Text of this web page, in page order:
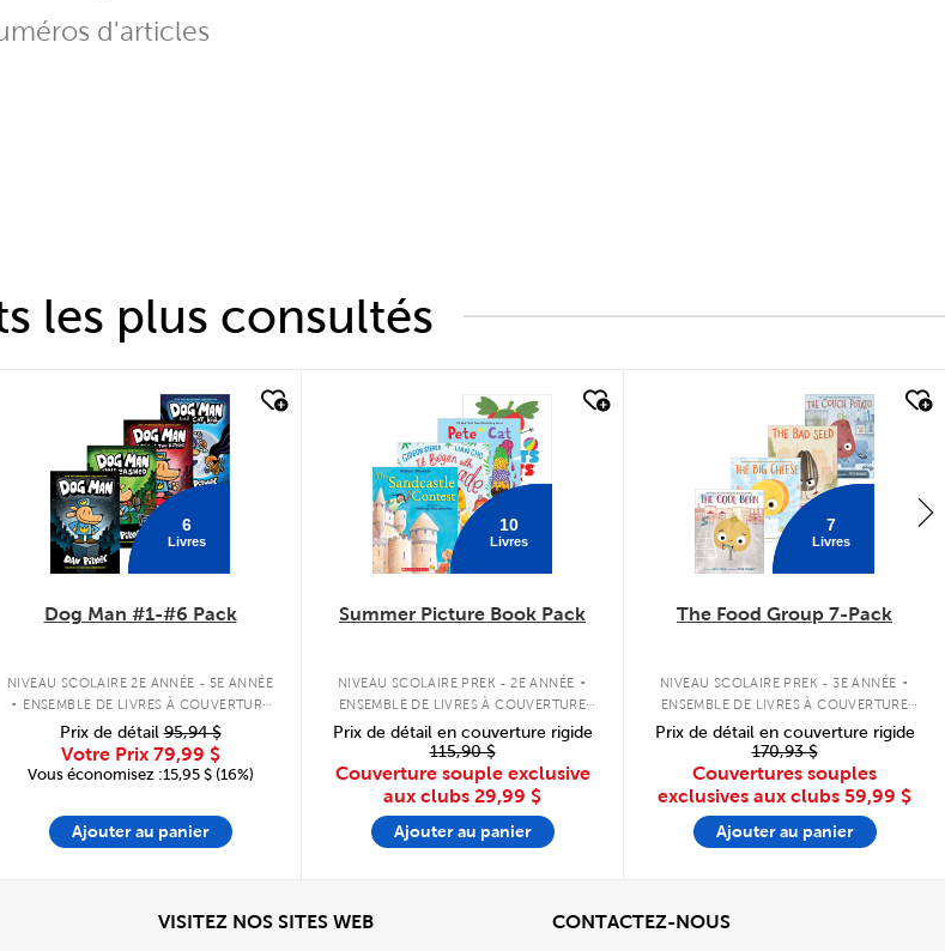
d'articles
les plus consultés
6
Livres
Dog Man #1-#6 Pack
NIVEAU SCOLAIRE 2E ANNÉE - 5E ANNÉE
. ENSEMBLE DE LIVRES À COUVERTURE
RIGIDE
Prix de détail95,94 $
Votre Prix 79,99 $
Vous économisez :15,95 $ (16%)
Ajouter au panier
10
Livres
Summer Picture Book Pack
NIVEAU SCOLAIRE PREK - 2E ANNÉE .
ENSEMBLE DE LIVRES À COUVERTURE
Prix de détail en couverture rigide
115,90 $
Couverture souple exclusive
aux clubs 29,99 $
Ajouter au panier
7
Livres
The Food Group 7-Pack
NIVEAU SCOLAIRE PREK - 3E ANNÉE .
ENSEMBLE DE LIVRES À COUVERTURE
Prix de détail en couverture rigide
170,93 $
Couvertures souples
exclusives aux clubs 59,99 $
Ajouter au panier
VISITEZ NOS SITES WEBAfficher CONTACTEZ-NOUSView